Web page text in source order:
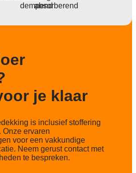
ISO 105-B02
1307
je klaar
is inclusief stoffering
ervaren
voor een vakkundige
Neem gerust contact met
te bespreken.